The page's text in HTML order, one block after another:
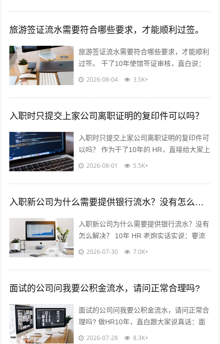
旅游签证流水需要符合哪些要求，才能顺利过签。
旅游签证流水需要符合哪些要求，才能顺利
过签。 干了10年使馆签证审核，直白说：
流水不是看你有多少钱，是看你“能不能正
2026-08-04 3.5K+
入职时只提交上家公司离职证明的复印件可以吗？
入职时只提交上家公司离职证明的复印件可
以吗？ 作为干了10年的 HR，直接给大家上
干货，不绕弯子！ 答案：分情况，但大概
2026-08-01 5.5K+
入职新公司为什么需要提供银行流水？没有怎么解决？
入职新公司为什么需要提供银行流水？没有
怎么解决？ 10年 HR 老炮实话实说：要流
水真不是公司故意刁难你！? 核心就3点：
2026-07-30 7.0K+
面试的公司问我要公积金流水，请问正常合理吗?
面试的公司问我要公积金流水，请问正常合
理吗? 做HR10年，直白跟大家说真话：面
试要公积金流水，很常见，但不是必须！不
2026-07-28 8.3K+